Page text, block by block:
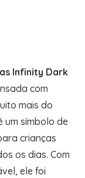
Infinity Dark
com
mais do
um símbolo de
crianças
os dias. Com
ele foi